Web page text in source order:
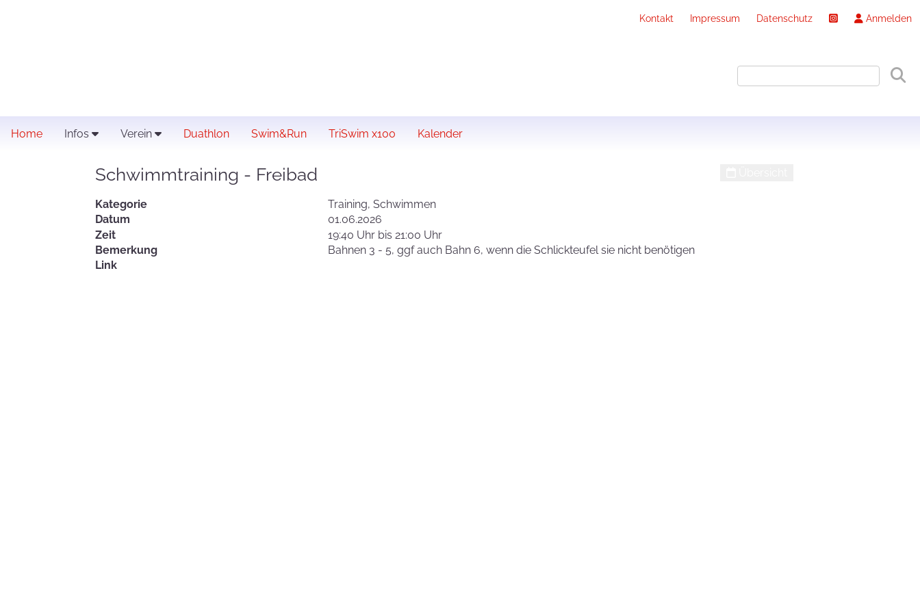
Kontakt Impressum Datenschutz Anmelden
Home Infos Verein Duathlon Swim&Run TriSwim x100 Kalender
Schwimmtraining - Freibad
Kategorie
Training, Schwimmen
Datum
01.06.2026
Zeit
19:40 Uhr bis 21:00 Uhr
Bemerkung
Bahnen 3 - 5, ggf auch Bahn 6, wenn die Schlickteufel sie nicht benötigen
Link